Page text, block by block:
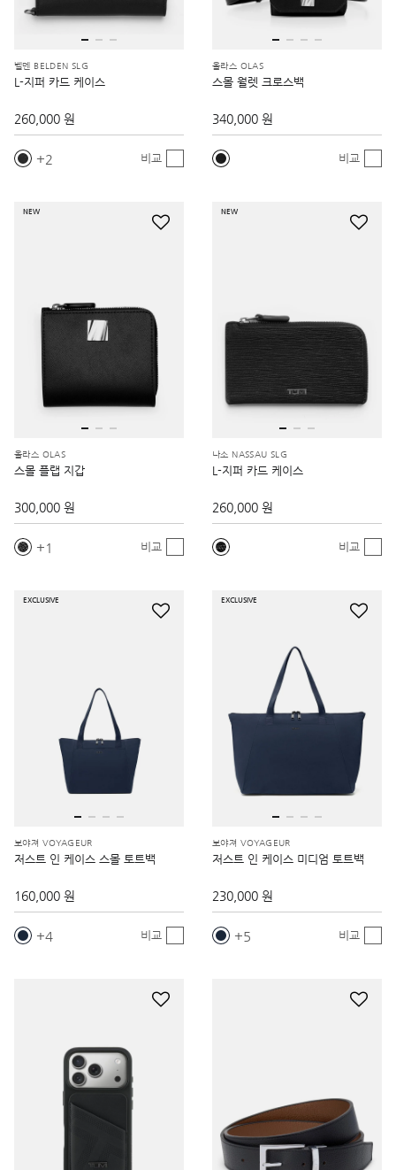
벨덴 BELDEN SLG
L-지퍼 카드 케이스
260,000 원
2 비교
올라스 OLAS
스몰 월렛 크로스백
340,000 원
비교
NEW
올라스 OLAS
스몰 플랩 지갑
300,000 원
1 비교
NEW
나소 NASSAU SLG
L-지퍼 카드 케이스
260,000 원
비교
EXCLUSIVE
보야져 VOYAGEUR
저스트 인 케이스 스몰 토트백
160,000 원
4 비교
EXCLUSIVE
보야져 VOYAGEUR
저스트 인 케이스 미디엄 토트백
230,000 원
5 비교